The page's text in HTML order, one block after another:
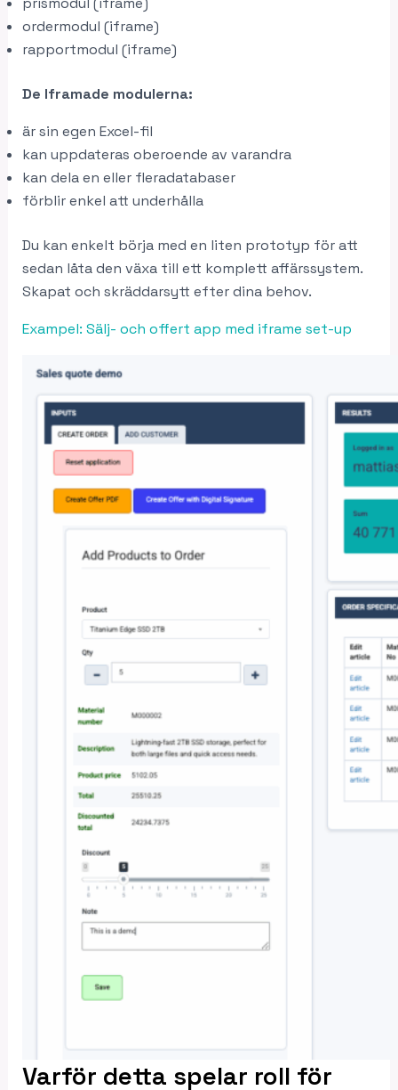
ordermodul (iframe)
rapportmodul (iframe)
De Iframade modulerna:
är sin egen Excel-fil
kan uppdateras oberoende av varandra
kan dela en eller fleradatabaser
förblir enkel att underhålla
Du kan enkelt börja med en liten prototyp för att
sedan låta den växa till ett komplett affärssystem.
Skapat och skräddarsytt efter dina behov.
Exampel: Sälj- och offert app med iframe set-up
Varför detta spelar roll för